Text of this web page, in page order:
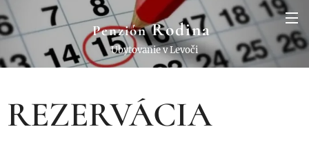
Penzión Rodina
Ubytovanie v Levoči
REZERVÁCIA